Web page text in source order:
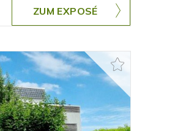
ZUM EXPOSÉ